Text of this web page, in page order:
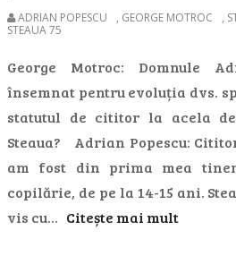
ADRIAN POPESCU , GEORGE MOTROC ,
STEAUA 75
George Motroc: Domnule
însemnat pentru evoluția dvs.
statutul de cititor la acela
Steaua? Adrian Popescu:
am fost din prima mea
copilărie, de pe la 14-15 ani.
vis cu… Citește mai mult